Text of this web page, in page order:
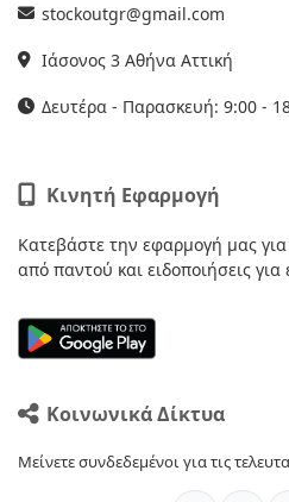
stockoutgr@gmail.com
Ιάσονος 3 Αθήνα Αττική
Δευτέρα - Παρασκευή: 9:00 -
Κινητή Εφαρμογή
Κατεβάστε την εφαρμογή μας
από παντού και ειδοποιήσεις για
Κοινωνικά Δίκτυα
Μείνετε συνδεδεμένοι για τις